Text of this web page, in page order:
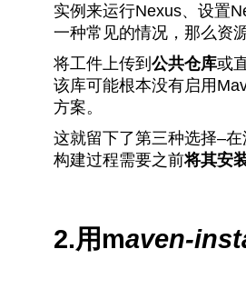
实例来运行Nexus、设置
一种常见的情况，那么资
将工件上传到 公共仓库或
该库可能根本没有启用
方案。
这就留下了第三种选择–
构建过程需要之前将其安
2.用maven-